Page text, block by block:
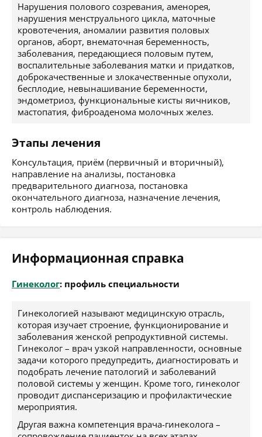
Нарушения полового созревания, аменорея,
нарушения менструального цикла, маточные
кровотечения, аномалии развития половых
органов, аборт, внематочная беременность,
заболевания, передающиеся половым путем,
воспалительные заболевания матки и придатков,
доброкачественные и злокачественные опухоли,
бесплодие, невынашивание беременности,
эндометриоз, функциональные кисты яичников,
мастопатия, фиброаденома молочных желез.
Этапы лечения
Консультация, приём (первичный и вторичный),
направление на анализы, постановка
предварительного диагноза, постановка
окончательного диагноза, назначение лечения,
контроль наблюдения.
Информационная справка
Гинеколог: профиль специальности
Гинекологией называют медицинскую отрасль,
которая изучает строение, функционирование и
заболевания женской репродуктивной системы.
Гинеколог – врач узкой направленности, основные
задачи которого предупредить, диагностировать и
подобрать лечение патологий и заболеваний
половой системы у женщин. Кроме того, гинеколог
проводит диспансеризацию и профилактические
мероприятия.
Другая важна компетенция врача-гинеколога –